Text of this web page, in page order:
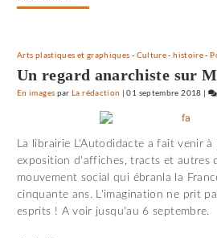
Arts plastiques et graphiques - Culture-histoire-
Un regard anarchiste sur
En images parLa rédaction |01 septembre 2018 |
La librairie L'Autodidacte a fait venir à
exposition d'affiches, tracts et autres
mouvement social qui ébranla la
cinquante ans. L'imagination ne prit
esprits ! A voir jusqu'au 6 septembre.